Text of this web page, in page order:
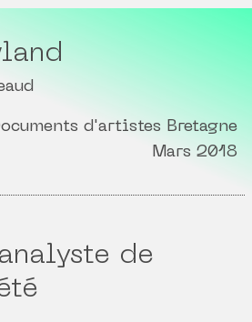
d'artistes Bretagne
Mars 2018
de